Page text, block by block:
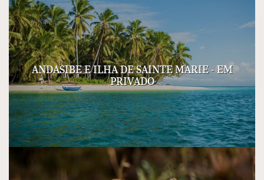
ANDASIBE E ILHA DE SAINTE MARIE - EM
PRIVADO